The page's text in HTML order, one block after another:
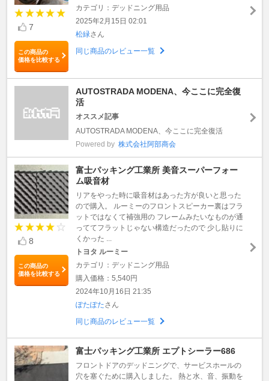
7
この商品の
価格を比較する
カテゴリ：デッドニング用品
2025年2月15日 02:01
松緑さん
同じ商品のレビュー一覧
AUTOSTRADA MODENA、今ここに完全復
活
オススメ記事
AUTOSTRADA MODENA、今ここに完全復活
Powered by 株式会社阿部商会
8
この商品の
価格を比較する
富士パッキング工業所 美音スーパーフォー
ム吸音材
リアをやった時に吸音材はあった方が良いと思った
ので購入。 ルーミーのフロントスピーカー裏はフラ
ットではなくて補強用の フレームみたいなものが通
っててフラットじゃない構造だったので 少し貼りに
くかった ...
トヨタ ルーミー
カテゴリ：デッドニング用品
購入価格：5,540円
2024年10月16日 21:35
ぽたぽたさん
同じ商品のレビュー一覧
富士パッキング工業所 エプトシーラー686
フロントドアのデッドニングで、サービスホールの
穴を塞ぐために購入しました。 熱と水、音、振動を